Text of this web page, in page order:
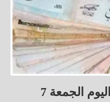
أسعار الريال السعودي اليوم الجمعة 7